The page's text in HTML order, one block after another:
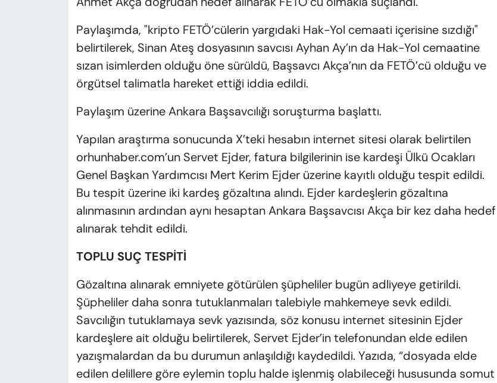
Paylaşımda, "kripto FETÖ’cülerin yargıdaki Hak-Yol cemaati içerisine sızdığı"
belirtilerek, Sinan Ateş dosyasının savcısı Ayhan Ay’ın da Hak-Yol cemaatine
sızan isimlerden olduğu öne sürüldü, Başsavcı Akça’nın da FETÖ’cü olduğu ve
örgütsel talimatla hareket ettiği iddia edildi.
Paylaşım üzerine Ankara Başsavcılığı soruşturma başlattı.
Yapılan araştırma sonucunda X’teki hesabın internet sitesi olarak belirtilen
orhunhaber.com’un Servet Ejder, fatura bilgilerinin ise kardeşi Ülkü Ocakları
Genel Başkan Yardımcısı Mert Kerim Ejder üzerine kayıtlı olduğu tespit edildi.
Bu tespit üzerine iki kardeş gözaltına alındı. Ejder kardeşlerin gözaltına
alınmasının ardından aynı hesaptan Ankara Başsavcısı Akça bir kez daha hedef
alınarak tehdit edildi.
TOPLU SUÇ TESPİTİ
Gözaltına alınarak emniyete götürülen şüpheliler bugün adliyeye getirildi.
Şüpheliler daha sonra tutuklanmaları talebiyle mahkemeye sevk edildi.
Savcılığın tutuklamaya sevk yazısında, söz konusu internet sitesinin Ejder
kardeşlere ait olduğu belirtilerek, Servet Ejder’in telefonundan elde edilen
yazışmalardan da bu durumun anlaşıldığı kaydedildi. Yazıda, “dosyada elde
edilen delillere göre eylemin toplu halde işlenmiş olabileceği hususunda somut